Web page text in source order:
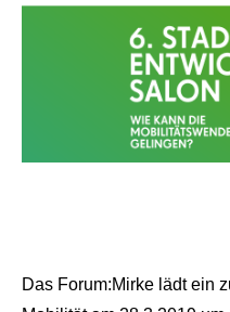
Das Forum:Mirke lädt ein